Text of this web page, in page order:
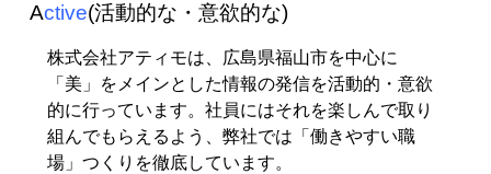
Active(活動的な・意欲的な)
株式会社アティモは、広島県福山市を中心に
「美」をメインとした情報の発信を活動的・意欲
的に行っています。社員にはそれを楽しんで取り
組んでもらえるよう、弊社では「働きやすい職
場」つくりを徹底しています。